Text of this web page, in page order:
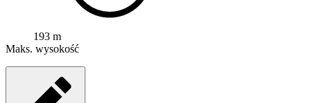
193 m
Maks. wysokość